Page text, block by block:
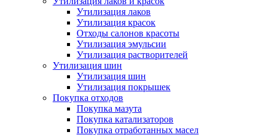
Утилизация лаков
Утилизация красок
Отходы салонов красоты
Утилизация эмульсии
Утилизация растворителей
Утилизация шин
Утилизация шин
Утилизация покрышек
Покупка отходов
Покупка мазута
Покупка катализаторов
Покупка отработанных масел